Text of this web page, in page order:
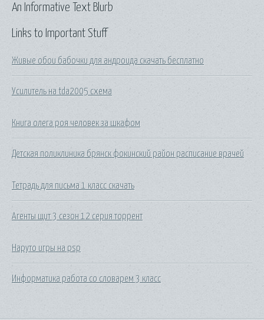
Links to Important Stuff
Живые обои бабочки для андроида скачать бесплатно
Усилитель на tda2005 схема
Книга олега роя человек за шкафом
Детская поликлиника брянск фокинский район расписание врачей
Тетрадь для письма 1 класс скачать
Агенты щит 3 сезон 12 серия торрент
Наруто игры на psp
Информатика работа со словарем 3 класс
An Informative Text Blurb